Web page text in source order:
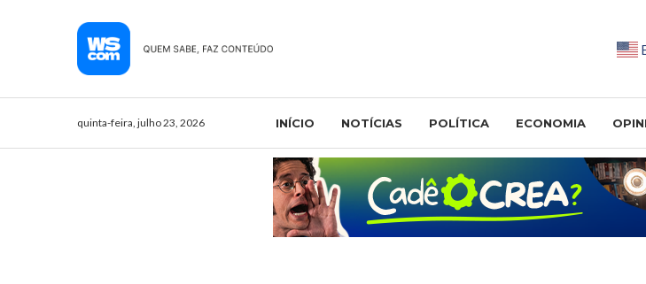
quinta-feira, julho 23, 2026 INÍCIO NOTÍCIAS POLÍTICA ECONOMIA